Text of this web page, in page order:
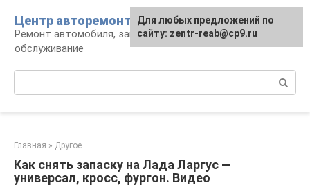
контенту
Центр авторемонта
Ремонт автомобиля, запчасти и
обслуживание
Главная » Другое
Как снять запаску на Лада Ларгус —
универсал, кросс, фургон. Видео
Для любых предложений по
сайту: zentr-reab@cp9.ru